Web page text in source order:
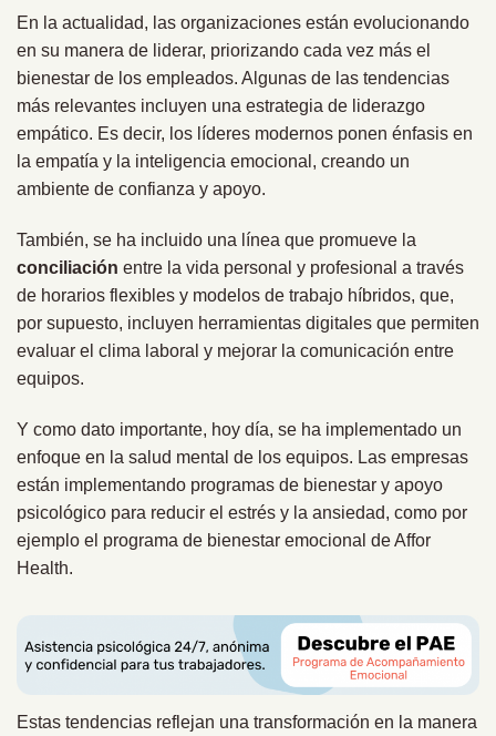
En la actualidad, las organizaciones están evolucionando
en su manera de liderar, priorizando cada vez más el
bienestar de los empleados. Algunas de las tendencias
más relevantes incluyen una estrategia de liderazgo
empático. Es decir, los líderes modernos ponen énfasis en
la empatía y la inteligencia emocional, creando un
ambiente de confianza y apoyo.
También, se ha incluido una línea que promueve la
conciliación entre la vida personal y profesional a través
de horarios flexibles y modelos de trabajo híbridos, que,
por supuesto, incluyen herramientas digitales que permiten
evaluar el clima laboral y mejorar la comunicación entre
equipos.
Y como dato importante, hoy día, se ha implementado un
enfoque en la salud mental de los equipos. Las empresas
están implementando programas de bienestar y apoyo
psicológico para reducir el estrés y la ansiedad, como por
ejemplo el programa de bienestar emocional de Affor
Health.
Estas tendencias reflejan una transformación en la manera